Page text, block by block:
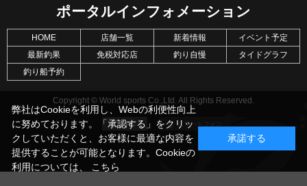
ポータルインフォメーション
HOME 店舗一覧 新着情報
イベント予定
最新釣果
免税対応店 釣り自慢
タイドグラフ
釣り船予約
Copyright © World sports Co.,Ltd. All Rights Reserved.
弊社はCookieを利用し、Webの利便性向上
に努めております。「承認する」をクリッ
クしていただくと、お客様に最適な内容を
提供することが可能となります。Cookieの
利用については、 こちら
承諾する